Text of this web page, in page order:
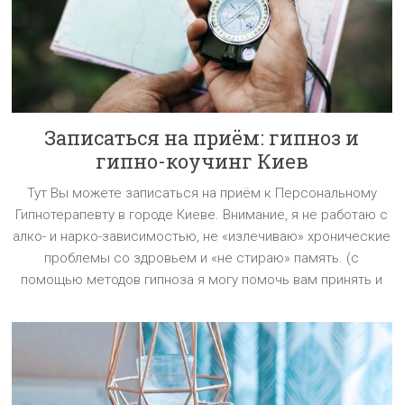
Записаться на приём: гипноз и
гипно-коучинг Киев
Тут Вы можете записаться на приём к Персональному
Гипнотерапевту в городе Киеве. Внимание, я не работаю с
алко- и нарко-зависимостью, не «излечиваю» хронические
проблемы со здровьем и «не стираю» память. (с
помощью методов гипноза я могу помочь вам принять и